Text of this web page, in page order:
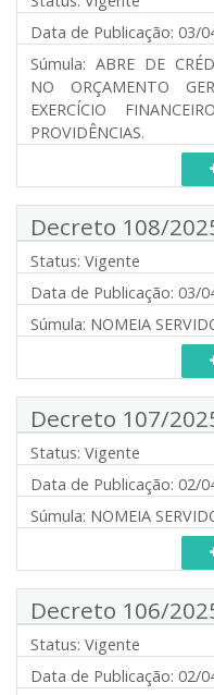
Data de Publicação: 03/
Súmula: ABRE DE
NO ORÇAMENTO
EXERCÍCIO
PROVIDÊNCIAS.
Decreto 108/
Status: Vigente
Data de Publicação: 03/
Súmula: NOMEIA
Decreto 107/
Status: Vigente
Data de Publicação: 02/
Súmula: NOMEIA
Decreto 106/
Status: Vigente
Data de Publicação: 02/